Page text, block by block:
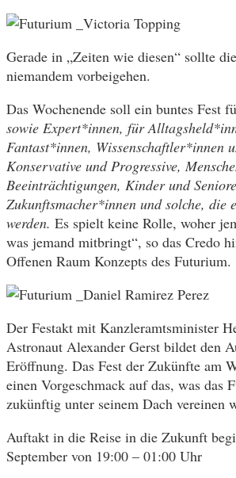
Gerade in „Zeiten wie diesen“ sollte
niemandem vorbeigehen.
Das Wochenende soll ein buntes Fest
sowie Expert*innen, für
Fantast*innen, Wissenschaftler*innen
Konservative und Progressive,
Beeinträchtigungen, Kinder und
Zukunftsmacher*innen und solche, die
werden. Es spielt keine Rolle, woher
was jemand mitbringt“, so das Credo
Offenen Raum Konzepts des Futurium.
Der Festakt mit Kanzleramtsminister
Astronaut Alexander Gerst bildet den
Eröffnung. Das Fest der Zukünfte am
einen Vorgeschmack auf das, was das
zukünftig unter seinem Dach vereinen
Auftakt in die Reise in die Zukunft
September von 19:00 – 01:00 Uhr